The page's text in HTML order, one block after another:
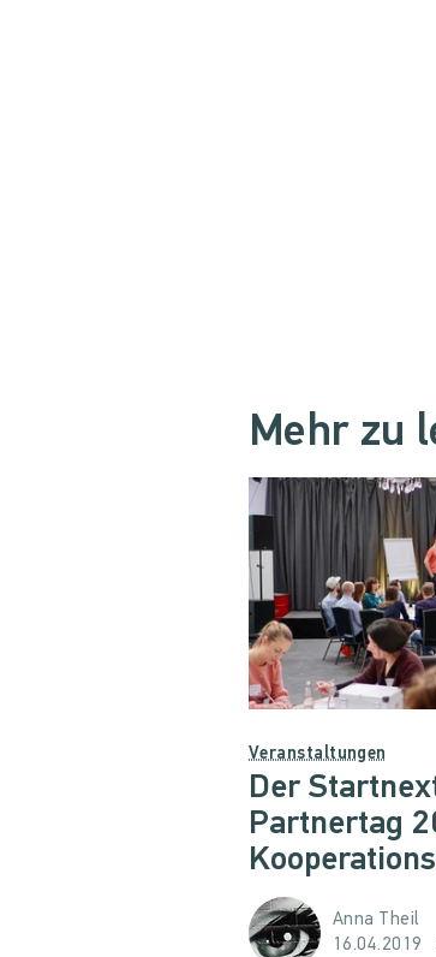
Mehr zu
Veranstaltungen
Der
Partnertag
Anna Theil
16.04.2019